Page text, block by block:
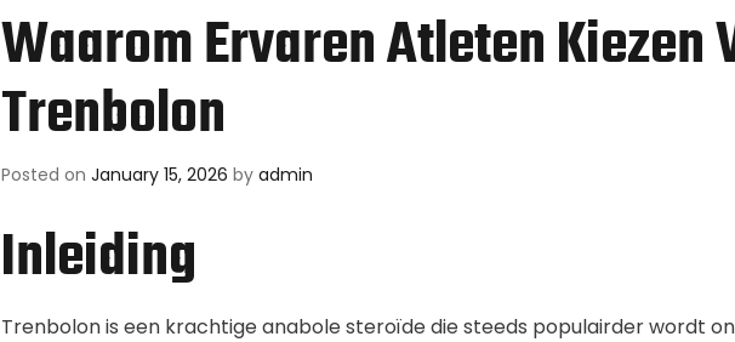
Waarom Ervaren Atleten Kiezen
Trenbolon
Posted on January 15, 2026 by admin
Inleiding
Trenbolon is een krachtige anabole steroïde die steeds populairder wordt